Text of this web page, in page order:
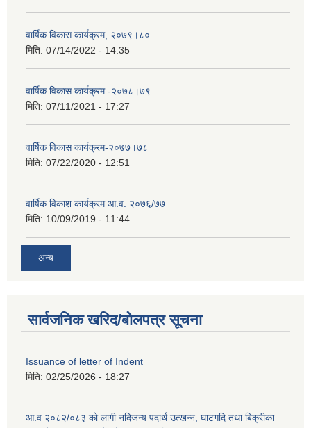
वार्षिक विकास कार्यक्रम, २०७९।८०
मिति: 07/14/2022 - 14:35
वार्षिक विकास कार्यक्रम -२०७८।७९
मिति: 07/11/2021 - 17:27
वार्षिक विकास कार्यक्रम-२०७७।७८
मिति: 07/22/2020 - 12:51
वार्षिक विकाश कार्यक्रम आ.व. २०७६/७७
मिति: 10/09/2019 - 11:44
अन्य
सार्वजनिक खरिद/बोलपत्र सूचना
Issuance of letter of Indent
मिति: 02/25/2026 - 18:27
आ.व २०८२/०८३ को लागी नदिजन्य पदार्थ उत्खन्न, घाटगदि तथा बिक्रीका